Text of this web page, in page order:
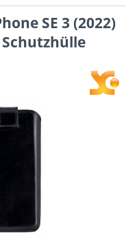
SE 3 (2022)
Schutzhülle